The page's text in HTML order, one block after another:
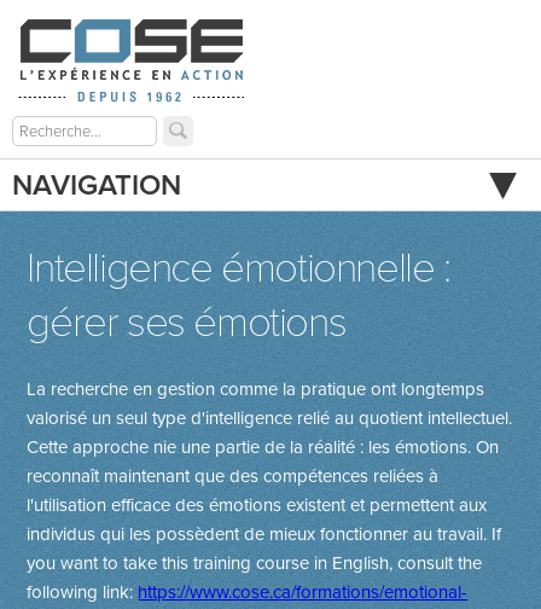
NAVIGATION
Intelligence émotionnelle :
gérer ses émotions
La recherche en gestion comme la pratique ont longtemps
valorisé un seul type d'intelligence relié au quotient intellectuel.
Cette approche nie une partie de la réalité : les émotions. On
reconnaît maintenant que des compétences reliées à
l'utilisation efficace des émotions existent et permettent aux
individus qui les possèdent de mieux fonctionner au travail. If
you want to take this training course in English, consult the
following link:https://www.cose.ca/formations/emotional-